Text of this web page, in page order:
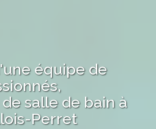
équipe de
salle de bainà
Perret